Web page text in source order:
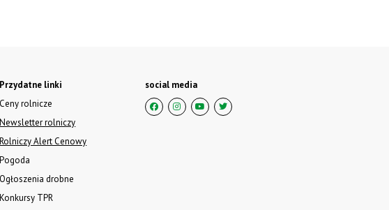
Przydatne linki
Ceny rolnicze
Newsletter rolniczy
Rolniczy Alert Cenowy
Pogoda
Ogłoszenia drobne
Konkursy TPR
social media